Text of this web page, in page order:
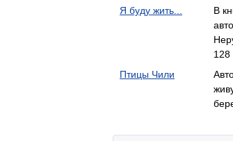
Я буду жить...
В
128
Птицы Чили